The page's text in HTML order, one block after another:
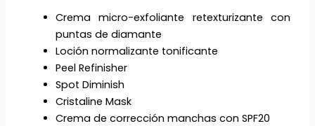
Crema micro-exfoliante retexturizante con
puntas de diamante
Loción normalizante tonificante
Peel Refinisher
Spot Diminish
Cristaline Mask
Crema de corrección manchas con SPF20